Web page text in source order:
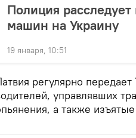
Полиция
машин на Украину
19 января, 10:51
регулярно
управлявших
а также